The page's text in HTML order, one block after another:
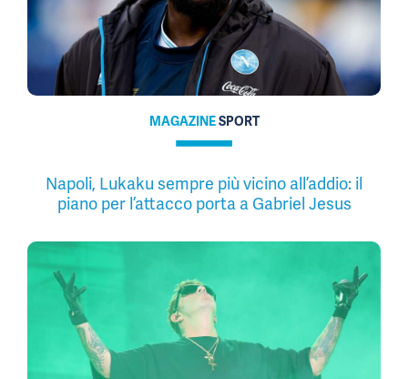
MAGAZINESPORT
Napoli, Lukaku sempre più vicino all’addio: il
piano per l’attacco porta a Gabriel Jesus